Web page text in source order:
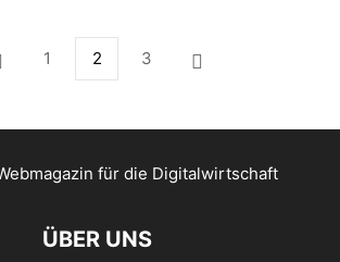
1 2 3
ÜBER UNS